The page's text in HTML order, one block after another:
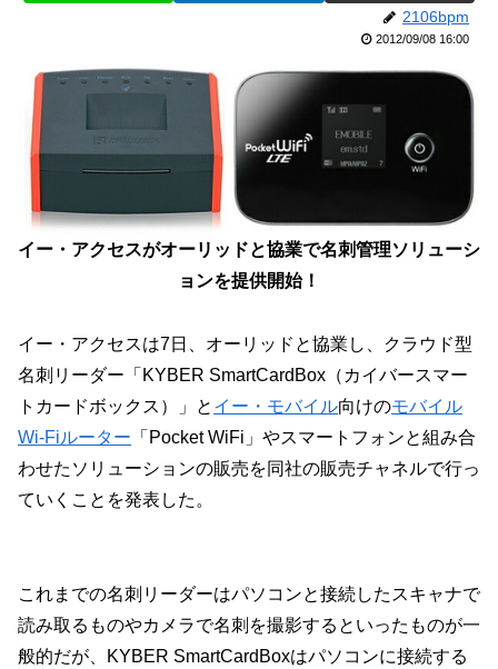
2106bpm
2012/09/08 16:00
イー・アクセスがオーリッドと協業で名刺管理ソリューシ
ョンを提供開始！
イー・アクセスは7日、オーリッドと協業し、クラウド型
名刺リーダー「KYBER SmartCardBox（カイバースマー
トカードボックス）」と イー・モバイル向けのモバイル
Wi-Fiルーター 「Pocket WiFi」やスマートフォンと組み合
わせたソリューションの販売を同社の販売チャネルで行っ
ていくことを発表した。
これまでの名刺リーダーはパソコンと接続したスキャナで
読み取るものやカメラで名刺を撮影するといったものが一
般的だが、KYBER SmartCardBoxはパソコンに接続する